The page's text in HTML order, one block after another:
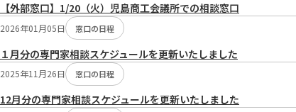
【外部窓口】1/20（火）児島商工会議所での相談窓口
2026年01月05日 窓口の日程
１月分の専門家相談スケジュールを更新いたしました
2025年11月26日 窓口の日程
12月分の専門家相談スケジュールを更新いたしました